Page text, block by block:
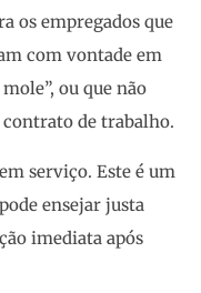
os empregados que
com vontade em
ou que não
contrato de trabalho.
serviço. Este é um
ensejar justa
imediata após